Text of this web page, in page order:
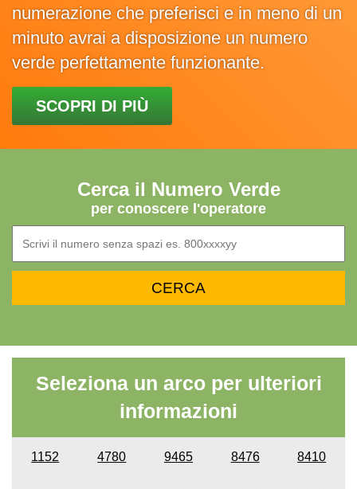
numerazione che preferisci e in meno di un
minuto avrai a disposizione un numero
verde perfettamente funzionante.
SCOPRI DI PIÙ
Cerca il Numero Verde
per conoscere l'operatore
Seleziona un arco per ulteriori
informazioni
1152 4780 9465 8476 8410